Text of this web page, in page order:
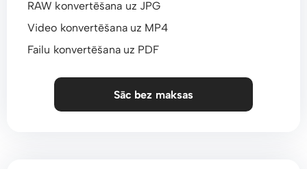
RAW konvertēšana uz JPG
Video konvertēšana uz MP4
Failu konvertēšana uz PDF
Sāc bez maksas